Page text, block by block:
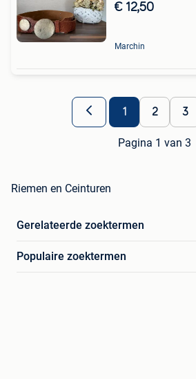
€ 12,50
Marchin
1 2 3
Pagina 1 van 3
Riemen en Ceinturen
Gerelateerde zoektermen
Populaire zoektermen